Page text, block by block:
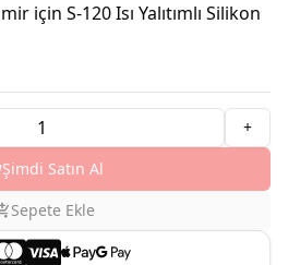
için S-120 Isı Yalıtımlı Silikon
+
Şimdi Satın Al
Sepete Ekle